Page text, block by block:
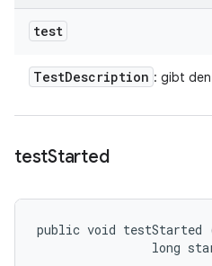
test
TestDescription : gibt
testStarted
public void testStarted
long